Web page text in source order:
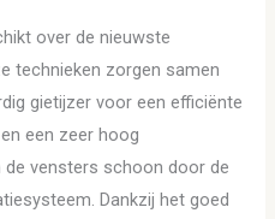
over de nieuwste
technieken zorgen samen
gietijzer voor een efficiënte
een zeer hoog
de vensters schoon door de
Dankzij het goed